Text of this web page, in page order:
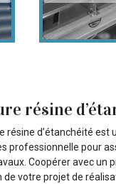
résine
résine d’étanchéité
professionnelle pour
Coopérer avec un
votre projet de